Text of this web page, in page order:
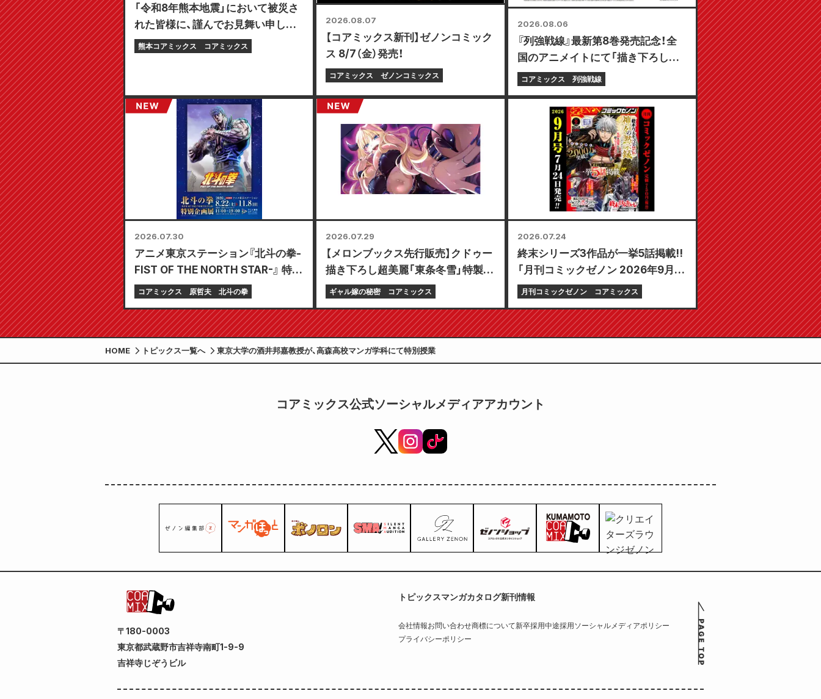
「令和8年熊本地震」において被災さ
れた皆様に、謹んでお見舞い申し上
げます。
熊本コアミックス コアミックス
2026.08.07
【コアミックス新刊】ゼノンコミック
ス 8/7（金）発売！
コアミックス ゼノンコミックス
2026.08.06
『列強戦線』最新第8巻発売記念！全
国のアニメイトにて「描き下ろしミ
ニカード（全4種）」がもらえる限定
フェアが8月20日より開催決定！
コアミックス 列強戦線
2026.07.30
アニメ東京ステーション『北斗の拳-
FIST OF THE NORTH STAR-』 特別
企画展 開催決定!!
コアミックス 原哲夫 北斗の拳
2026.07.29
【メロンブックス先行販売】クドゥー
描き下ろし超美麗「東条冬雪」特製プ
レイマット付き限定セットの予約受
巻が10月20日発売予定！
ギャル嫁の秘密 コアミックス
2026.07.24
終末シリーズ3作品が一挙5話掲載!!
「月刊コミックゼノン 2026年9月
号」7月24日発売!!
月刊コミックゼノン コアミックス
HOME トピックス一覧へ 東京大学の酒井邦嘉教授が、高森高校マンガ学科にて特別授業
コアミックス公式ソーシャルメディアアカウント
〒180-0003
東京都武蔵野市吉祥寺南町1-9-9
吉祥寺じぞうビル
トピックスマンガカタログ新刊情報
会社情報お問い合わせ商標について新卒採用中途採用ソーシャルメディアポリシー
プライバシーポリシー